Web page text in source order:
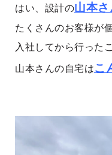
はい、設計の山本さ
たくさんのお客様が
入社してから行った
山本さんの自宅はこ